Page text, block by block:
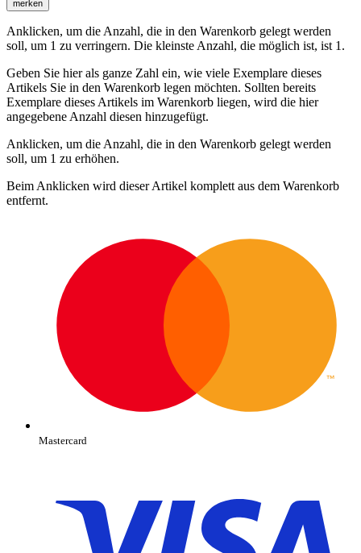
merken
Anklicken, um die Anzahl, die in den Warenkorb gelegt werden
soll, um 1 zu verringern. Die kleinste Anzahl, die möglich ist, ist 1.
Geben Sie hier als ganze Zahl ein, wie viele Exemplare dieses
Artikels Sie in den Warenkorb legen möchten. Sollten bereits
Exemplare dieses Artikels im Warenkorb liegen, wird die hier
angegebene Anzahl diesen hinzugefügt.
Anklicken, um die Anzahl, die in den Warenkorb gelegt werden
soll, um 1 zu erhöhen.
Beim Anklicken wird dieser Artikel komplett aus dem Warenkorb
entfernt.
Mastercard